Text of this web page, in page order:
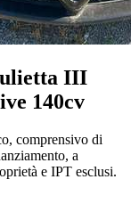
III
140cv
comprensivo di
a
e IPT esclusi.